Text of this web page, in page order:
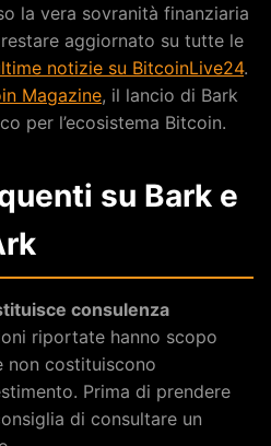
la vera sovranità finanziaria
aggiornato su tutte le
notizie su BitcoinLive24.
Magazine, il lancio di Bark
per l’ecosistema Bitcoin.
su Bark e
consulenza
riportate hanno scopo
non costituiscono
Prima di prendere
di consultare un